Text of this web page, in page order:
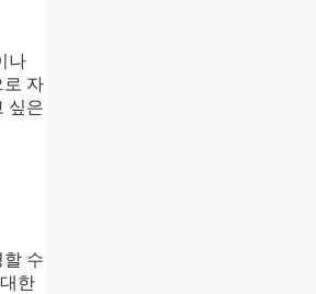
나
로 자
싶은
수
한